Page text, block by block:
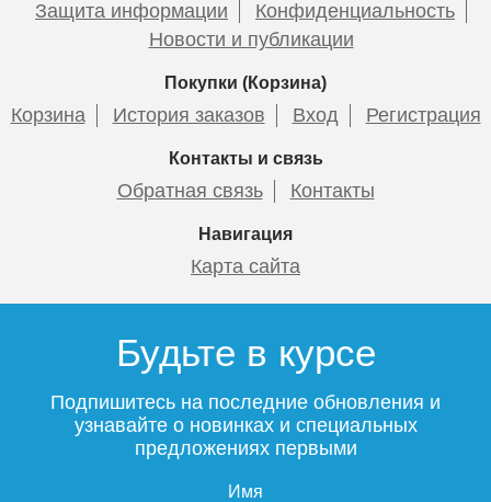
Защита информации
Конфиденциальность
Новости и публикации
Покупки (Корзина)
Корзина История заказов Вход Регистрация
Контакты и связь
Обратная связь Контакты
Навигация
Карта сайта
Будьте в курсе
Подпишитесь на последние обновления и
узнавайте о новинках и специальных
предложениях первыми
Имя